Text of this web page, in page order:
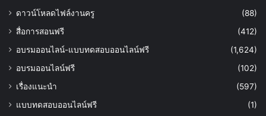
ดาวน์โหลดไฟล์งานครู
(88)
สื่อการสอนฟรี
(412)
อบรมออนไลน์-แบบทดสอบออนไลน์ฟรี
(1,624)
อบรมออนไลน์ฟรี
(102)
เรื่องแนะนำ
(597)
แบบทดสอบออนไลน์ฟรี
(1)